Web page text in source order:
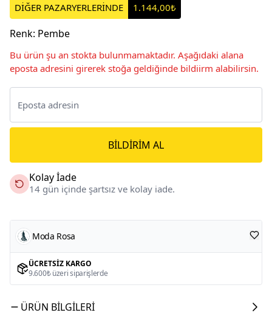
DİĞER PAZARYERLERİNDE 1.144,00₺
Renk: Pembe
Bu ürün şu an stokta bulunmamaktadır. Aşağıdaki alana
eposta adresini girerek stoğa geldiğinde bildiirm alabilirsin.
BILDIRIM AL
Kolay İade
14 gün içinde şartsız ve kolay iade.
Moda Rosa
ÜCRETSIZ KARGO
9.600₺ üzeri siparişlerde
ÜRÜN BILGILERI